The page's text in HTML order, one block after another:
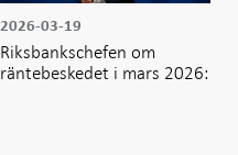
2026-03-19
Riksbankschefen om
räntebeskedet i mars 2026: